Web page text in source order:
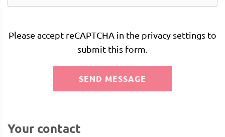
Please accept reCAPTCHA in the privacy settings to
submit this form.
SEND MESSAGE
Your contact